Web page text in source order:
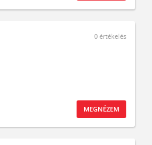
0 értékelés
MEGNÉZEM